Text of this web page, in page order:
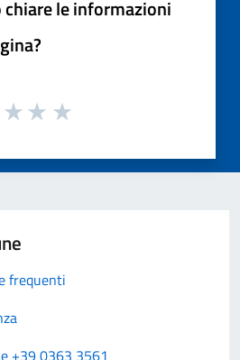
chiare le informazioni
frequenti